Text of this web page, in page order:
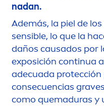
nadan.
Además, la piel de
sensible, lo que la
daños causados por
exposición continua
adecuada
consecuencias
como quemaduras y